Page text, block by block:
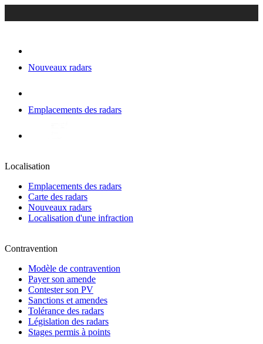
Nouveaux radars
Emplacements des radars
Localisation
Emplacements des radars
Carte des radars
Nouveaux radars
Localisation d'une infraction
Contravention
Modèle de contravention
Payer son amende
Contester son PV
Sanctions et amendes
Tolérance des radars
Législation des radars
Stages permis à points